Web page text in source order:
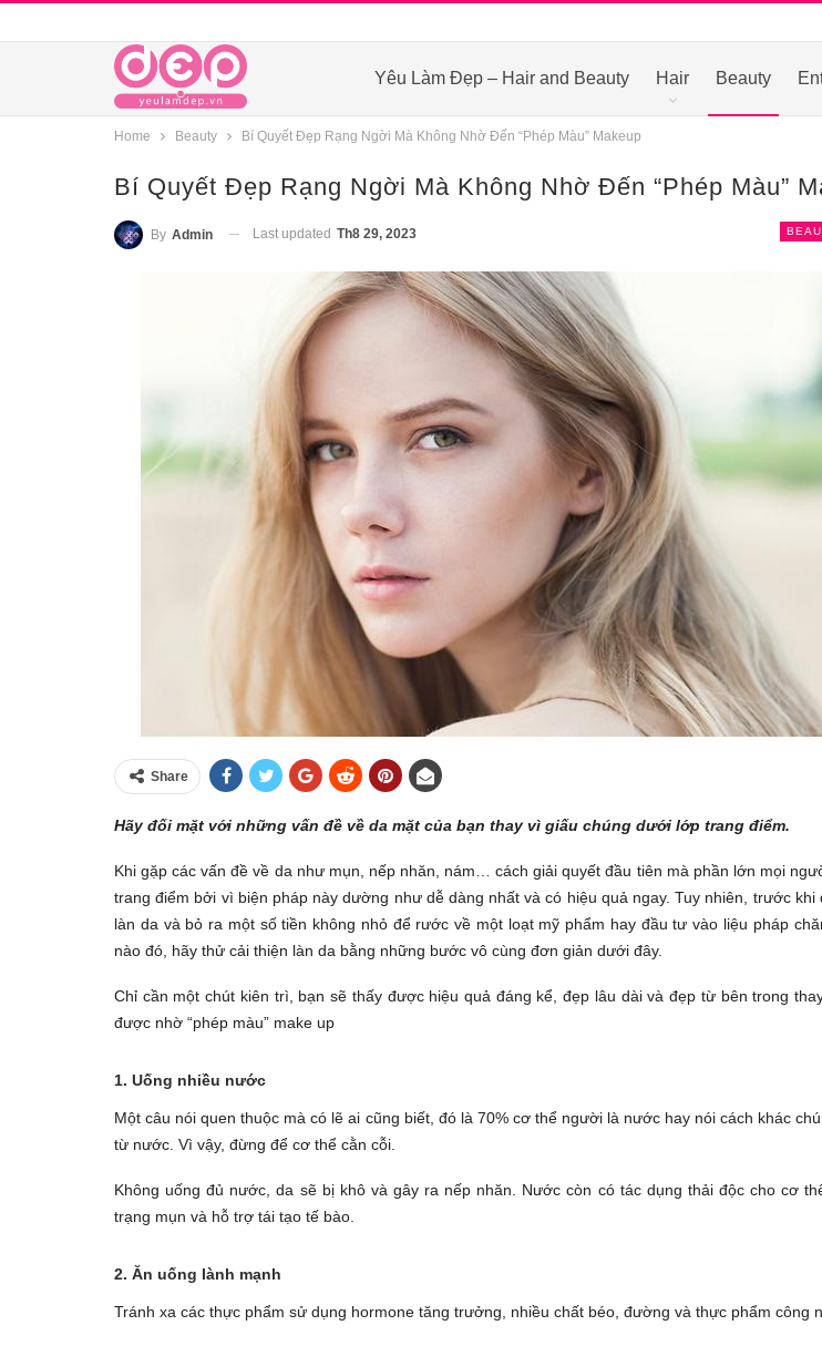
Yêu Làm Đẹp – Hair and Beauty Hair Beauty
Home Beauty Bí Quyết Đẹp Rạng Ngời Mà Không Nhờ Đến “Phép Màu” Makeup
Bí Quyết Đẹp Rạng Ngời Mà Không Nhờ Đến “Phép Màu”
By Admin Last updated Th8 29, 2023
Share
Hãy đối mặt với những vấn đề về da mặt của bạn thay vì giấu chúng dưới lớp trang điểm.
Khi gặp các vấn đề về da như mụn, nếp nhăn, nám… cách giải quyết đầu tiên mà phần lớn mọi
trang điểm bởi vì biện pháp này dường như dễ dàng nhất và có hiệu quả ngay. Tuy nhiên, trước khi
làn da và bỏ ra một số tiền không nhỏ để rước về một loạt mỹ phẩm hay đầu tư vào liệu pháp
nào đó, hãy thử cải thiện làn da bằng những bước vô cùng đơn giản dưới đây.
Chỉ cần một chút kiên trì, bạn sẽ thấy được hiệu quả đáng kể, đẹp lâu dài và đẹp từ bên trong
được nhờ “phép màu” make up
1. Uống nhiều nước
Một câu nói quen thuộc mà có lẽ ai cũng biết, đó là 70% cơ thể người là nước hay nói cách khác
từ nước. Vì vậy, đừng để cơ thể cằn cỗi.
Không uống đủ nước, da sẽ bị khô và gây ra nếp nhăn. Nước còn có tác dụng thải độc cho cơ
trạng mụn và hỗ trợ tái tạo tế bào.
2. Ăn uống lành mạnh
Tránh xa các thực phẩm sử dụng hormone tăng trưởng, nhiều chất béo, đường và thực phẩm công